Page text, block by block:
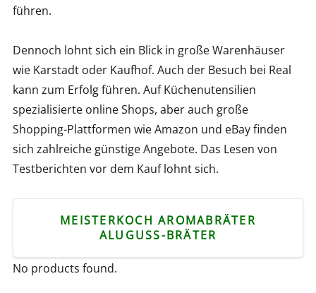
führen.
Dennoch lohnt sich ein Blick in große Warenhäuser
wie Karstadt oder Kaufhof. Auch der Besuch bei Real
kann zum Erfolg führen. Auf Küchenutensilien
spezialisierte online Shops, aber auch große
Shopping-Plattformen wie Amazon und eBay finden
sich zahlreiche günstige Angebote. Das Lesen von
Testberichten vor dem Kauf lohnt sich.
MEISTERKOCH AROMABRÄTER
ALUGUSS-BRÄTER
No products found.